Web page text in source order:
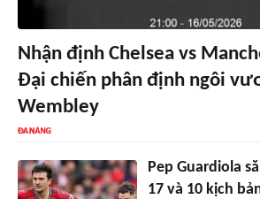
Nhận định Chelsea vs
Đại chiến phân định ngôi
Wembley
Pep Guardiola
17 và 10 kịch